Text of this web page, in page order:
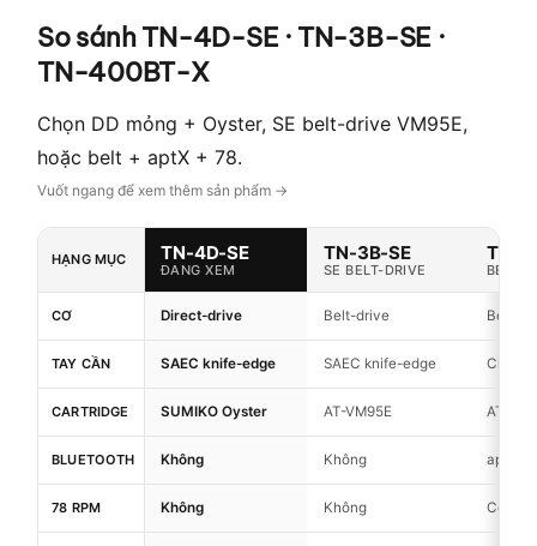
So sánh TN-4D-SE · TN-3B-SE ·
TN-400BT-X
Chọn DD mỏng + Oyster, SE belt-drive VM95E,
hoặc belt + aptX + 78.
HẠNG MỤC TN-4D-SE
ĐANG XEM
TN-3B-SE
SE BELT-DRIVE
TN-
BELT
CƠ Direct-drive Belt-drive Belt-
TAY CẦN SAEC knife-edge SAEC knife-edge Chữ S
CARTRIDGE SUMIKO Oyster AT-VM95E AT95E
BLUETOOTH Không Không aptX
78 RPM Không Không Có